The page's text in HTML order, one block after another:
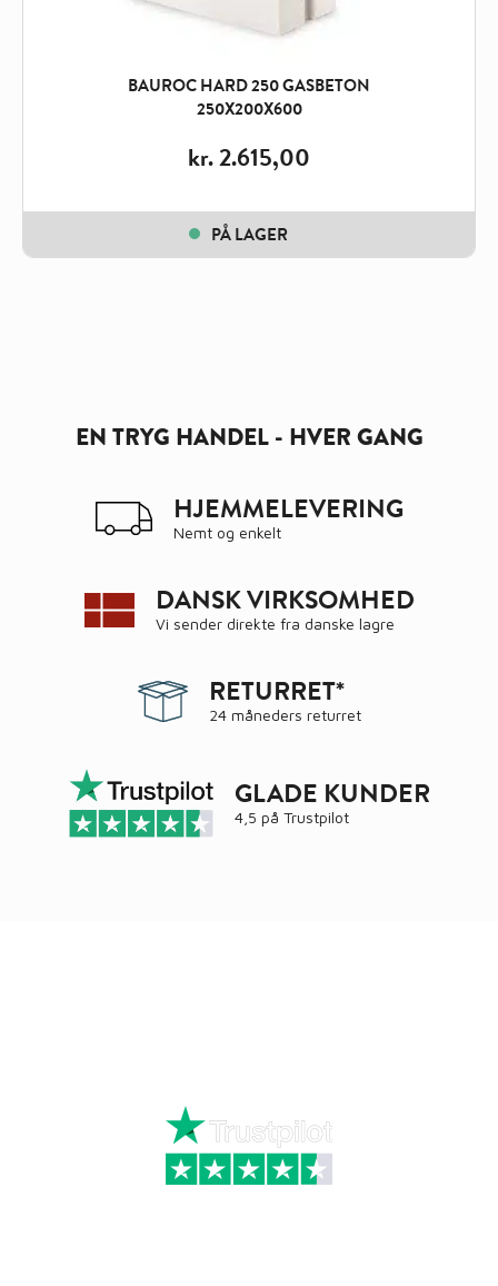
BAUROC HARD 250 GASBETON
250X200X600
kr.2.615,00
PÅ LAGER
EN TRYG HANDEL - HVER GANG
HJEMMELEVERING
Nemt og enkelt
DANSK VIRKSOMHED
Vi sender direkte fra danske lagre
RETURRET*
24 måneders returret
GLADE KUNDER
4,5 på Trustpilot